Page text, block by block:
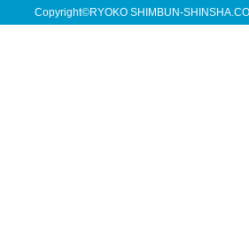
Copyright©RYOKO SHIMBUN-